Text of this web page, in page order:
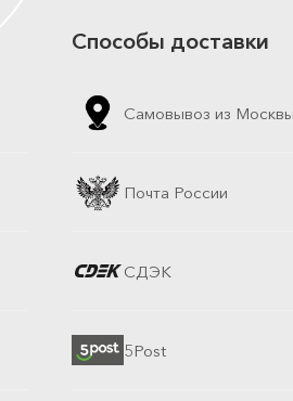
Способы доставки
Самовывоз из
Почта России
СДЭК
5Post